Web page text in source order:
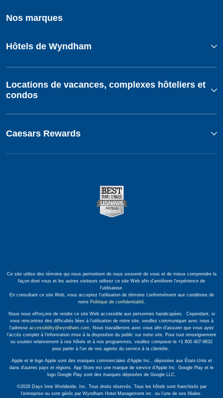
Nos marques
Hôtels de Wyndham
Locations de vacances, complexes hôteliers et
condos
Caesars Rewards
Ce site utilise des témoins qui nous permettent de nous souvenir de vous et de mieux comprendre la
façon dont vous et les autres visiteurs utilisez ce site Web afin d'améliorer l'expérience de
l'utilisateur.
En consultant ce site Web, vous acceptez l'utilisation de témoins conformément aux conditions de
notre Politique de confidentialité.
Nous nous efforçons de rendre ce site Web accessible aux personnes handicapées. Cependant, si
vous rencontrez des difficultés liées à l'utilisation de notre site, veuillez communiquer avec nous à
l'adresse accessibility@wyndham.com . Nous travaillerons avec vous afin d'assurer que vous ayez
l'accès complet à l'information mise à la disposition du public sur notre site. Pour tout renseignement
ou soutien relativement à nos hôtels et à nos programmes, veuillez composer le +1 800 407-9832
pour parler à l'un de nos agents du service à la clientèle.
Apple et le logo Apple sont des marques commerciales d'Apple Inc., déposées aux États-Unis et
dans d'autres pays et régions. App Store est une marque de service d'Apple Inc. Google Play et le
logo Google Play sont des marques déposées de Google LLC.
©2026 Days Inns Worldwide, Inc. Tous droits réservés. Tous les hôtels sont franchisés par
l’entreprise ou sont gérés par Wyndham Hotel Management inc. ou l’une de ses filiales.